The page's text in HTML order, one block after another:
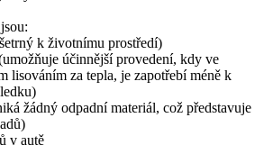
k životnímu prostředí)
účinnější provedení, kdy ve
lisováním za tepla, je zapotřebí méně k
žádný odpadní materiál, což představuje